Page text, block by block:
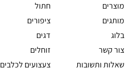
מוצרים
מותגים
בלוג
צור קשר
שאלות ותשובות
חתול
ציפורים
דגים
זוחלים
צעצועים לכלבים